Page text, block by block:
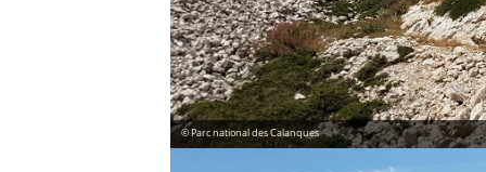
© Parc national des Calanques